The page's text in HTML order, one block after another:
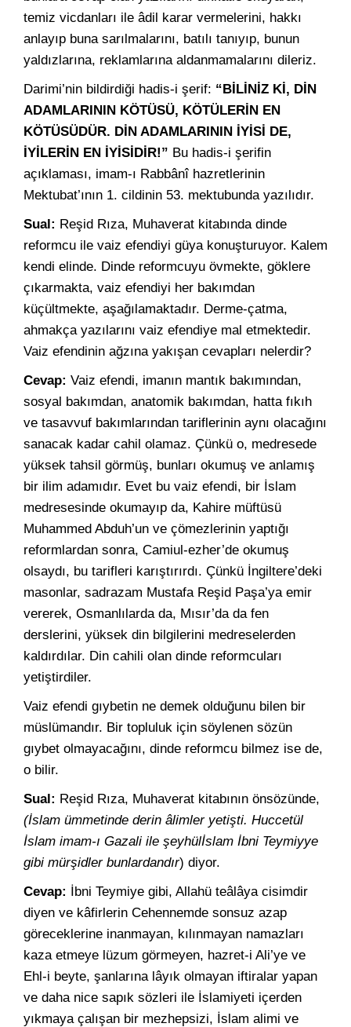
temiz vicdanları ile âdil karar vermelerini, hakkı
anlayıp buna sarılmalarını, batılı tanıyıp, bunun
yaldızlarına, reklamlarına aldanmamalarını dileriz.
Darimi’nin bildirdiği hadis-i şerif: “BİLİNİZ Kİ, DİN
ADAMLARININ KÖTÜSÜ, KÖTÜLERİN EN
KÖTÜSÜDÜR. DİN ADAMLARININ İYİSİ DE,
İYİLERİN EN İYİSİDİR!” Bu hadis-i şerifin
açıklaması, imam-ı Rabbânî hazretlerinin
Mektubat’ının 1. cildinin 53. mektubunda yazılıdır.
Sual: Reşid Rıza, Muhaverat kitabında dinde
reformcu ile vaiz efendiyi güya konuşturuyor. Kalem
kendi elinde. Dinde reformcuyu övmekte, göklere
çıkarmakta, vaiz efendiyi her bakımdan
küçültmekte, aşağılamaktadır. Derme-çatma,
ahmakça yazılarını vaiz efendiye mal etmektedir.
Vaiz efendinin ağzına yakışan cevapları nelerdir?
Cevap: Vaiz efendi, imanın mantık bakımından,
sosyal bakımdan, anatomik bakımdan, hatta fıkıh
ve tasavvuf bakımlarından tariflerinin aynı olacağını
sanacak kadar cahil olamaz. Çünkü o, medresede
yüksek tahsil görmüş, bunları okumuş ve anlamış
bir ilim adamıdır. Evet bu vaiz efendi, bir İslam
medresesinde okumayıp da, Kahire müftüsü
Muhammed Abduh’un ve çömezlerinin yaptığı
reformlardan sonra, Camiul-ezher’de okumuş
olsaydı, bu tarifleri karıştırırdı. Çünkü İngiltere’deki
masonlar, sadrazam Mustafa Reşid Paşa’ya emir
vererek, Osmanlılarda da, Mısır’da da fen
derslerini, yüksek din bilgilerini medreselerden
kaldırdılar. Din cahili olan dinde reformcuları
yetiştirdiler.
Vaiz efendi gıybetin ne demek olduğunu bilen bir
müslümandır. Bir topluluk için söylenen sözün
gıybet olmayacağını, dinde reformcu bilmez ise de,
o bilir.
Sual: Reşid Rıza, Muhaverat kitabının önsözünde,
(İslam ümmetinde derin âlimler yetişti. Huccetül
İslam imam-ı Gazali ile şeyhülİslam İbni Teymiyye
gibi mürşidler bunlardandır) diyor.
Cevap: İbni Teymiye gibi, Allahü teâlâya cisimdir
diyen ve kâfirlerin Cehennemde sonsuz azap
göreceklerine inanmayan, kılınmayan namazları
kaza etmeye lüzum görmeyen, hazret-i Ali’ye ve
Ehl-i beyte, şanlarına lâyık olmayan iftiralar yapan
ve daha nice sapık sözleri ile İslamiyeti içerden
yıkmaya çalışan bir mezhepsizi, İslam alimi ve